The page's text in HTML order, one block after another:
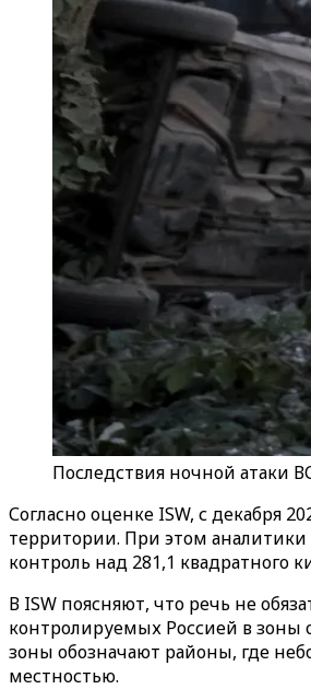
Последствия ночной атаки
Согласно оценке ISW, с декабря
территории. При этом
контроль над 281,1 квадратного
В ISW поясняют, что речь не
контролируемых Россией в зоны
зоны обозначают районы, где
местностью.